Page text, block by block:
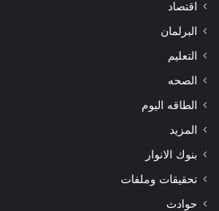
اقتصاد
البرلمان
التعليم
الصحه
الطاقه اليوم
المزيد
بنوك الانوار
تحقيقات وملفات
حوادث